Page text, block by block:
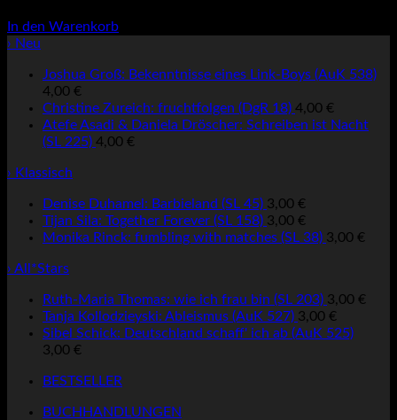
In den Warenkorb
› Neu
Joshua Groß: Bekenntnisse eines Link-Boys (AuK 538)
4,00 €
Christine Zureich: fruchtfolgen (DgR 18) 4,00 €
Atefe Asadi & Daniela Dröscher: Schreiben ist Nacht
(SL 225) 4,00 €
› Klassisch
Denise Duhamel: Barbieland (SL 45) 3,00 €
Tijan Sila: Together Forever (SL 158) 3,00 €
Monika Rinck: fumbling with matches (SL 38) 3,00 €
› All*Stars
Ruth-Maria Thomas: wie ich frau bin (SL 203) 3,00 €
Tanja Kollodzieyski: Ableismus (AuK 527) 3,00 €
Sibel Schick: Deutschland schaff' ich ab (AuK 525)
3,00 €
BESTSELLER
BUCHHANDLUNGEN